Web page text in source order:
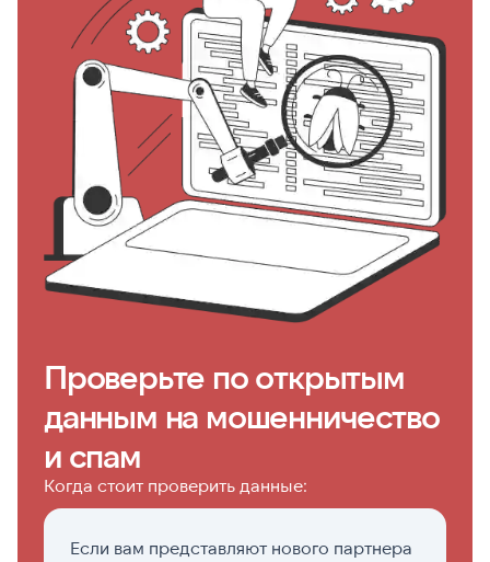
Проверьте по открытым
данным на мошенничество
и спам
Когда стоит проверить данные:
Если вам представляют нового партнера